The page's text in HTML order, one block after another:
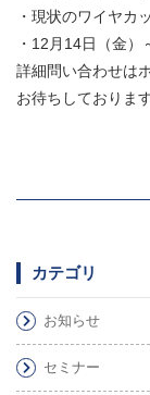
・現状のワイヤカ
・12月14日（金
詳細問い合わせは
お待ちしております
カテゴリ
お知らせ
セミナー